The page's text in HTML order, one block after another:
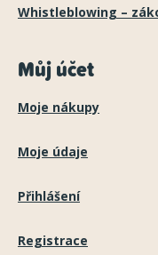
Whistleblowing –
Můj účet
Moje nákupy
Moje údaje
Přihlášení
Registrace